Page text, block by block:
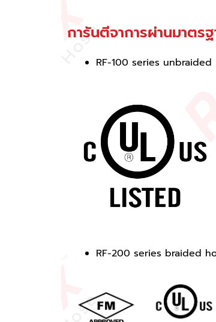
การันตีจาการผ่านมาต
RF-100 series unbraided
RF-200 series braided